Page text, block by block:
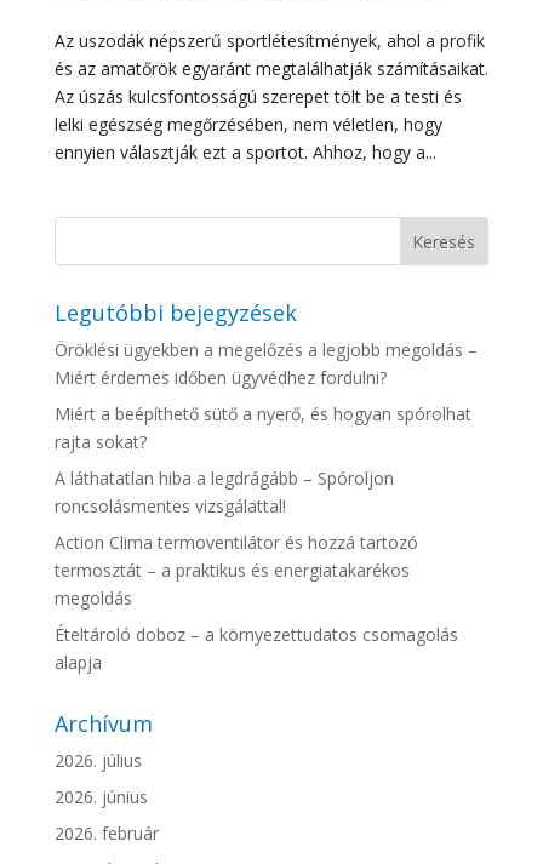
Az uszodák népszerű sportlétesítmények, ahol a profik
és az amatőrök egyaránt megtalálhatják számításaikat.
Az úszás kulcsfontosságú szerepet tölt be a testi és
lelki egészség megőrzésében, nem véletlen, hogy
ennyien választják ezt a sportot. Ahhoz, hogy a...
Legutóbbi bejegyzések
Öröklési ügyekben a megelőzés a legjobb megoldás –
Miért érdemes időben ügyvédhez fordulni?
Miért a beépíthető sütő a nyerő, és hogyan spórolhat
rajta sokat?
A láthatatlan hiba a legdrágább – Spóroljon
roncsolásmentes vizsgálattal!
Action Clima termoventilátor és hozzá tartozó
termosztát – a praktikus és energiatakarékos
megoldás
Ételtároló doboz – a környezettudatos csomagolás
alapja
Archívum
2026. július
2026. június
2026. február